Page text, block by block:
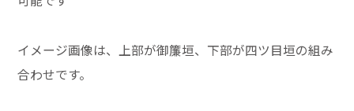
イメージ画像は、上部が御簾垣、下部が四ツ目垣の組み
合わせです。